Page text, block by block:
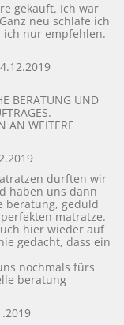
gekauft. Ich war
neu schlafe ich
nur empfehlen.
BERATUNG UND
AN WEITERE
durften wir
haben uns dann
beratung, geduld
matratze.
hier wieder auf
gedacht, dass ein
nochmals fürs
beratung